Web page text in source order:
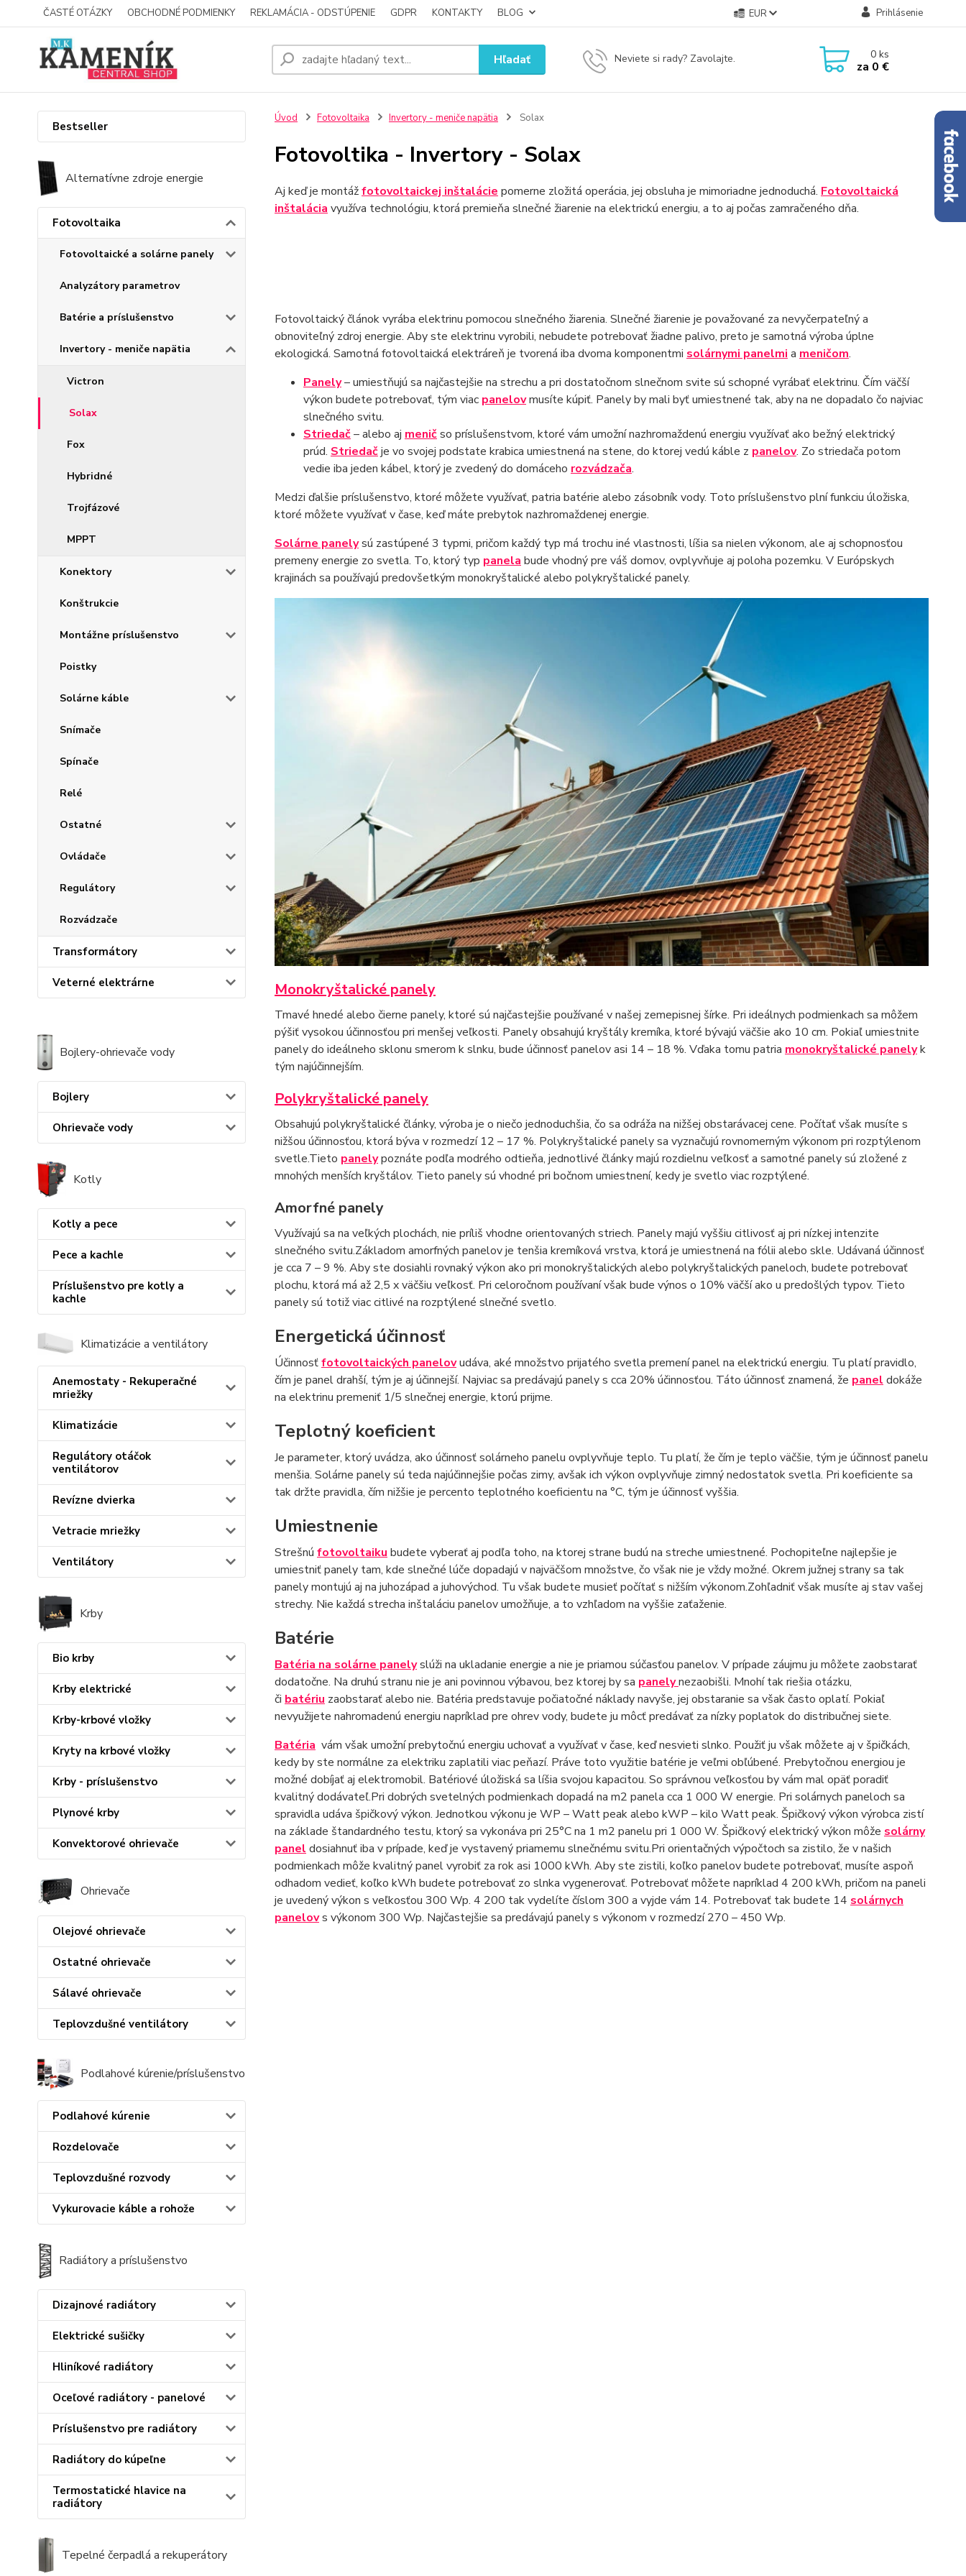
ČASTÉ OTÁZKY OBCHODNÉ PODMIENKY REKLAMÁCIA - ODSTÚPENIE GDPR KONTAKTY BLOG EUR Prihlásenie
Hľadať Neviete si rady? Zavolajte. 0ks
za 0 €
Bestseller
Alternatívne zdroje energie
Fotovoltaika
Fotovoltaické a solárne panely
Analyzátory parametrov
Batérie a príslušenstvo
Invertory - meniče napätia
Victron
Solax
Fox
Hybridné
Trojfázové
MPPT
Konektory
Konštrukcie
Montážne príslušenstvo
Poistky
Solárne káble
Snímače
Spínače
Relé
Ostatné
Ovládače
Regulátory
Rozvádzače
Transformátory
Veterné elektrárne
Bojlery-ohrievače vody
Bojlery
Ohrievače vody
Kotly
Kotly a pece
Pece a kachle
Príslušenstvo pre kotly a
kachle
Klimatizácie a ventilátory
Anemostaty - Rekuperačné
mriežky
Klimatizácie
Regulátory otáčok
ventilátorov
Revízne dvierka
Vetracie mriežky
Ventilátory
Krby
Bio krby
Krby elektrické
Krby-krbové vložky
Kryty na krbové vložky
Krby - príslušenstvo
Plynové krby
Konvektorové ohrievače
Ohrievače
Olejové ohrievače
Ostatné ohrievače
Sálavé ohrievače
Teplovzdušné ventilátory
Podlahové kúrenie/príslušenstvo
Podlahové kúrenie
Rozdelovače
Teplovzdušné rozvody
Vykurovacie káble a rohože
Radiátory a príslušenstvo
Dizajnové radiátory
Elektrické sušičky
Hliníkové radiátory
Oceľové radiátory - panelové
Príslušenstvo pre radiátory
Radiátory do kúpeľne
Termostatické hlavice na
radiátory
Tepelné čerpadlá a rekuperátory
Úvod Fotovoltaika Invertory - meniče napätia Solax
Fotovoltika - Invertory - Solax
Aj keď je montážfotovoltaickej inštalácie pomerne zložitá operácia, jej obsluha je mimoriadne jednoduchá. Fotovoltaická
inštalácia využíva technológiu, ktorá premieňa slnečné žiarenie na elektrickú energiu, a to aj počas zamračeného dňa.
Fotovoltaický článok vyrába elektrinu pomocou slnečného žiarenia. Slnečné žiarenie je považované za nevyčerpateľný a
obnoviteľný zdroj energie. Aby ste elektrinu vyrobili, nebudete potrebovať žiadne palivo, preto je samotná výroba úplne
ekologická. Samotná fotovoltaická elektráreň je tvorená iba dvoma komponentmi solárnymi panelmi a meničom.
Panely– umiestňujú sa najčastejšie na strechu a pri dostatočnom slnečnom svite sú schopné vyrábať elektrinu. Čím väčší
výkon budete potrebovať, tým viac panelovmusíte kúpiť. Panely by mali byť umiestnené tak, aby na ne dopadalo čo najviac
slnečného svitu.
Striedač– alebo aj meničso príslušenstvom, ktoré vám umožní nazhromaždenú energiu využívať ako bežný elektrický
prúd. Striedačje vo svojej podstate krabica umiestnená na stene, do ktorej vedú káble z panelov. Zo striedača potom
vedie iba jeden kábel, ktorý je zvedený do domáceho rozvádzača.
Medzi ďalšie príslušenstvo, ktoré môžete využívať, patria batérie alebo zásobník vody. Toto príslušenstvo plní funkciu úložiska,
ktoré môžete využívať v čase, keď máte prebytok nazhromaždenej energie.
Solárne panelysú zastúpené 3 typmi, pričom každý typ má trochu iné vlastnosti, líšia sa nielen výkonom, ale aj schopnosťou
premeny energie zo svetla. To, ktorý typ panela bude vhodný pre váš domov, ovplyvňuje aj poloha pozemku. V Európskych
krajinách sa používajú predovšetkým monokryštalické alebo polykryštalické panely.
Monokryštalické panely
Tmavé hnedé alebo čierne panely, ktoré sú najčastejšie používané v našej zemepisnej šírke. Pri ideálnych podmienkach sa môžem
pýšiť vysokou účinnosťou pri menšej veľkosti. Panely obsahujú kryštály kremíka, ktoré bývajú väčšie ako 10 cm. Pokiaľ umiestnite
panely do ideálneho sklonu smerom k slnku, bude účinnosť panelov asi 14 – 18 %. Vďaka tomu patria monokryštalické panelyk
tým najúčinnejším.
Polykryštalické panely
Obsahujú polykryštalické články, výroba je o niečo jednoduchšia, čo sa odráža na nižšej obstarávacej cene. Počítať však musíte s
nižšou účinnosťou, ktorá býva v rozmedzí 12 – 17 %. Polykryštalické panely sa vyznačujú rovnomerným výkonom pri rozptýlenom
svetle.Tieto panelypoznáte podľa modrého odtieňa, jednotlivé články majú rozdielnu veľkosť a samotné panely sú zložené z
mnohých menších kryštálov. Tieto panely sú vhodné pri bočnom umiestnení, kedy je svetlo viac rozptýlené.
Amorfné panely
Využívajú sa na veľkých plochách, nie príliš vhodne orientovaných striech. Panely majú vyššiu citlivosť aj pri nízkej intenzite
slnečného svitu.Základom amorfných panelov je tenšia kremíková vrstva, ktorá je umiestnená na fólii alebo skle. Udávaná účinnosť
je cca 7 – 9 %. Aby ste dosiahli rovnaký výkon ako pri monokryštalických alebo polykryštalických paneloch, budete potrebovať
plochu, ktorá má až 2,5 x väčšiu veľkosť. Pri celoročnom používaní však bude výnos o 10% väčší ako u predošlých typov. Tieto
panely sú totiž viac citlivé na rozptýlené slnečné svetlo.
Energetická účinnosť
Účinnosťfotovoltaických panelovudáva, aké množstvo prijatého svetla premení panel na elektrickú energiu. Tu platí pravidlo,
čím je panel drahší, tým je aj účinnejší. Najviac sa predávajú panely s cca 20% účinnosťou. Táto účinnosť znamená, že panel dokáže
na elektrinu premeniť 1/5 slnečnej energie, ktorú prijme.
Teplotný koeficient
Je parameter, ktorý uvádza, ako účinnosť solárneho panelu ovplyvňuje teplo. Tu platí, že čím je teplo väčšie, tým je účinnosť panelu
menšia. Solárne panely sú teda najúčinnejšie počas zimy, avšak ich výkon ovplyvňuje zimný nedostatok svetla. Pri koeficiente sa
tak držte pravidla, čím nižšie je percento teplotného koeficientu na °C, tým je účinnosť vyššia.
Umiestnenie
Strešnú fotovoltaiku budete vyberať aj podľa toho, na ktorej strane budú na streche umiestnené. Pochopiteľne najlepšie je
umiestniť panely tam, kde slnečné lúče dopadajú v najväčšom množstve, čo však nie je vždy možné. Okrem južnej strany sa tak
panely montujú aj na juhozápad a juhovýchod. Tu však budete musieť počítať s nižším výkonom.Zohľadniť však musíte aj stav vašej
strechy. Nie každá strecha inštaláciu panelov umožňuje, a to vzhľadom na vyššie zaťaženie.
Batérie
Batéria na solárne panelyslúži na ukladanie energie a nie je priamou súčasťou panelov. V prípade záujmu ju môžete zaobstarať
dodatočne. Na druhú stranu nie je ani povinnou výbavou, bez ktorej by sa panelynezaobišli. Mnohí tak riešia otázku,
či batériu zaobstarať alebo nie. Batéria predstavuje počiatočné náklady navyše, jej obstaranie sa však často oplatí. Pokiaľ
nevyužijete nahromadenú energiu napríklad pre ohrev vody, budete ju môcť predávať za nízky poplatok do distribučnej siete.
Batéria vám však umožní prebytočnú energiu uchovať a využívať v čase, keď nesvieti slnko. Použiť ju však môžete aj v špičkách,
kedy by ste normálne za elektriku zaplatili viac peňazí. Práve toto využitie batérie je veľmi obľúbené. Prebytočnou energiou je
možné dobíjať aj elektromobil. Batériové úložiská sa líšia svojou kapacitou. So správnou veľkosťou by vám mal opäť poradiť
kvalitný dodávateľ.Pri dobrých svetelných podmienkach dopadá na m2 panela cca 1 000 W energie. Pri solárnych paneloch sa
spravidla udáva špičkový výkon. Jednotkou výkonu je WP – Watt peak alebo kWP – kilo Watt peak. Špičkový výkon výrobca zistí
na základe štandardného testu, ktorý sa vykonáva pri 25°C na 1 m2 panelu pri 1 000 W. Špičkový elektrický výkon môže solárny
panel dosiahnuť iba v prípade, keď je vystavený priamemu slnečnému svitu.Pri orientačných výpočtoch sa zistilo, že v našich
podmienkach môže kvalitný panel vyrobiť za rok asi 1000 kWh. Aby ste zistili, koľko panelov budete potrebovať, musíte aspoň
odhadom vedieť, koľko kWh budete potrebovať zo slnka vygenerovať. Potrebovať môžete napríklad 4 200 kWh, pričom na paneli
je uvedený výkon s veľkosťou 300 Wp. 4 200 tak vydelíte číslom 300 a vyjde vám 14. Potrebovať tak budete 14 solárnych
panelovs výkonom 300 Wp. Najčastejšie sa predávajú panely s výkonom v rozmedzí 270 – 450 Wp.